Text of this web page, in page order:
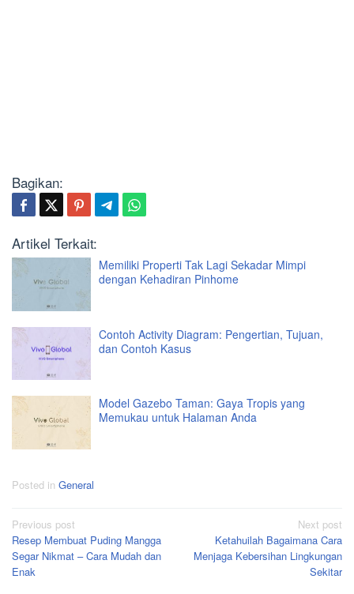
Bagikan:
Artikel Terkait:
Memiliki Properti Tak Lagi Sekadar Mimpi
dengan Kehadiran Pinhome
Contoh Activity Diagram: Pengertian, Tujuan,
dan Contoh Kasus
Model Gazebo Taman: Gaya Tropis yang
Memukau untuk Halaman Anda
Posted in General
Post
navigation
Previous post
Resep Membuat Puding Mangga
Segar Nikmat – Cara Mudah dan
Enak
Next post
Ketahuilah Bagaimana Cara
Menjaga Kebersihan Lingkungan
Sekitar